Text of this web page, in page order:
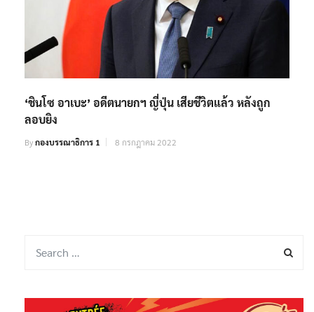
‘ชินโซ อาเบะ’ อดีตนายกฯ ญี่ปุ่น เสียชีวิตแล้ว หลังถูก
ลอบยิง
Byกองบรรณาธิการ 1 8 กรกฎาคม 2022